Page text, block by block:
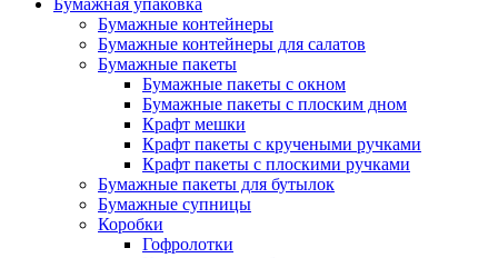
Бумажная упаковка
Бумажные контейнеры
Бумажные контейнеры для салатов
Бумажные пакеты
Бумажные пакеты с окном
Бумажные пакеты с плоским дном
Крафт мешки
Крафт пакеты с кручеными ручками
Крафт пакеты с плоскими ручками
Бумажные пакеты для бутылок
Бумажные супницы
Коробки
Гофролотки